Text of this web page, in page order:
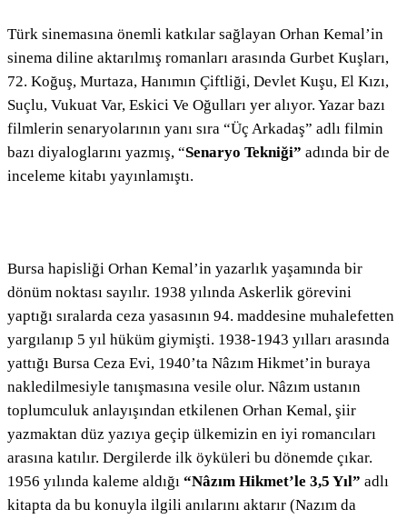
Türk sinemasına önemli katkılar sağlayan Orhan Kemal’in
sinema diline aktarılmış romanları arasında Gurbet Kuşları,
72. Koğuş, Murtaza, Hanımın Çiftliği, Devlet Kuşu, El Kızı,
Suçlu, Vukuat Var, Eskici Ve Oğulları yer alıyor. Yazar bazı
filmlerin senaryolarının yanı sıra “Üç Arkadaş” adlı filmin
bazı diyaloglarını yazmış, “Senaryo Tekniği” adında bir de
inceleme kitabı yayınlamıştı.
Bursa hapisliği Orhan Kemal’in yazarlık yaşamında bir
dönüm noktası sayılır. 1938 yılında Askerlik görevini
yaptığı sıralarda ceza yasasının 94. maddesine muhalefetten
yargılanıp 5 yıl hüküm giymişti. 1938-1943 yılları arasında
yattığı Bursa Ceza Evi, 1940’ta Nâzım Hikmet’in buraya
nakledilmesiyle tanışmasına vesile olur. Nâzım ustanın
toplumculuk anlayışından etkilenen Orhan Kemal, şiir
yazmaktan düz yazıya geçip ülkemizin en iyi romancıları
arasına katılır. Dergilerde ilk öyküleri bu dönemde çıkar.
1956 yılında kaleme aldığı “Nâzım Hikmet’le 3,5 Yıl” adlı
kitapta da bu konuyla ilgili anılarını aktarır (Nazım da